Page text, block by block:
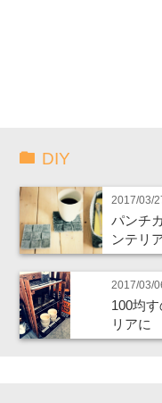
DIY
2017/03/
パンチ
ンテリ
2017/03/
100均
リアに